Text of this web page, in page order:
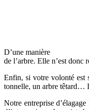
D’une manière
de l’arbre. Elle n’est donc
Enfin, si votre volonté est
tonnelle, un arbre têtard…
Notre entreprise